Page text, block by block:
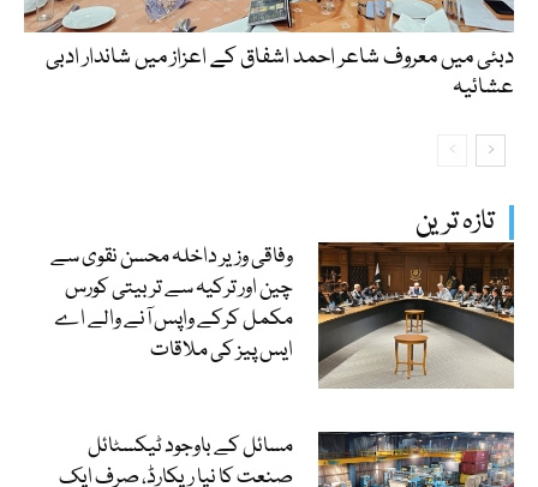
تازہ ترین
وفاقی وزیر داخلہ محسن نقوی سے
چین اور ترکیہ سے تربیتی کورس
مکمل کرکے واپس آنے والے اے
ایس پیز کی ملاقات
مسائل کے باوجود ٹیکسٹائل
صنعت کا نیا ریکارڈ، صرف ایک
دبئی میں معروف شاعر احمد اشفاق کے اعزاز میں شاندار ادبی
عشائیہ